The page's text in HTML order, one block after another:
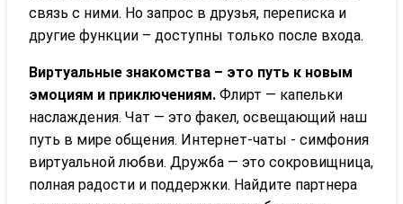
связь с ними. Но запрос в друзья, переписка и
другие функции – доступны только после входа.
Виртуальные знакомства – это путь к новым
эмоциям и приключениям. Флирт — капельки
наслаждения. Чат — это факел, освещающий наш
путь в мире общения. Интернет-чаты - симфония
виртуальной любви. Дружба — это сокровищница,
полная радости и поддержки. Найдите партнера